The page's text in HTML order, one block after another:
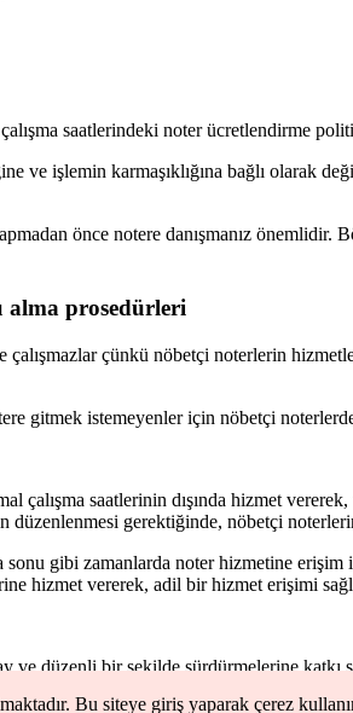
Bu siteye giriş yaparak çerez
saatlerindeki noter ücretlendirme
işlemin karmaşıklığına bağlı olarak
önce notere danışmanız önemlidir.
alma prosedürleri
çünkü nöbetçi noterlerin
gitmek istemeyenler için nöbetçi
çalışma saatlerinin dışında hizmet
gerektiğinde, nöbetçi
gibi zamanlarda noter hizmetine
hizmet vererek, adil bir hizmet erişimi
ve düzenli bir şekilde sürdürmelerine katkı